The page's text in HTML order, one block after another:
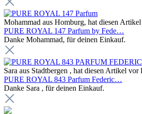
Mohammad aus Homburg, hat diesen
PURE ROYAL 147 Parfum by Fede…
Danke Mohammad, für deinen Einkauf.
Sara aus Stadtbergen , hat diesen Artikel vor
PURE ROYAL 843 Parfum Federic…
Danke Sara , für deinen Einkauf.